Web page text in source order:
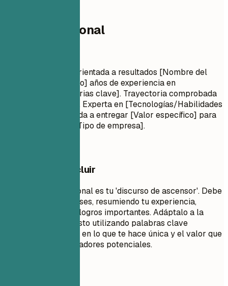
Perfil profesional
Título Profesional Orientada a resultados [Nombre del
puesto] con [Número] años de experiencia en
[Habilidades/Industrias clave]. Trayectoria comprobada
en [Logro principal]. Experta en [Tecnologías/Habilidades
clave]. Comprometida a entregar [Valor específico] para
[Industria objetivo/Tipo de empresa].
Qué conviene incluir
Un resumen profesional es tu 'discurso de ascensor'. Debe
tener entre 3 y 5 frases, resumiendo tu experiencia,
habilidades clave y logros importantes. Adáptalo a la
descripción del puesto utilizando palabras clave
relevantes. Enfócate en lo que te hace única y el valor que
aportas a los empleadores potenciales.